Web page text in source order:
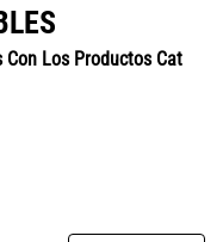
Los Productos Cat